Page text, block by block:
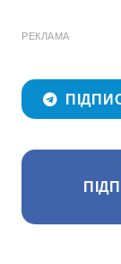
РЕКЛАМА